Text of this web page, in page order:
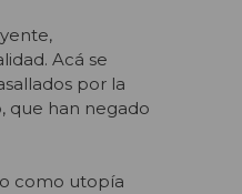
Acá se
por la
que han negado
como utopía